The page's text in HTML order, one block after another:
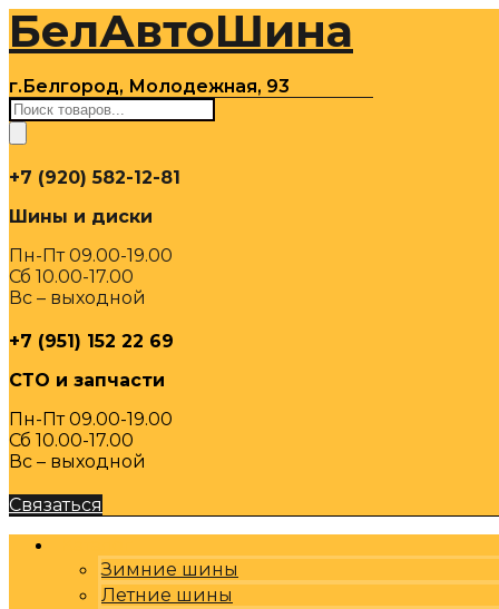
Перейти
содержимому
БелАвтоШина
г.Белгород, Молодежная, 93
Поиск
товаров
+7 (920) 582-12-81
Шины и диски
Пн-Пт 09.00-19.00
Сб 10.00-17.00
Вс – выходной
+7 (951) 152 22 69
СТО и запчасти
Пн-Пт 09.00-19.00
Сб 10.00-17.00
Вс – выходной
Связаться
Зимние шины
Летние шины